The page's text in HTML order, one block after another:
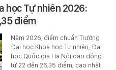
học Tự nhiên 2026:
điểm
Năm 2026, điểm chuẩn Trường
Đại học Khoa học Tự nhiên, Đại
học Quốc gia Hà Nội dao động
từ 22 đến 26,35 điểm, cao nhất